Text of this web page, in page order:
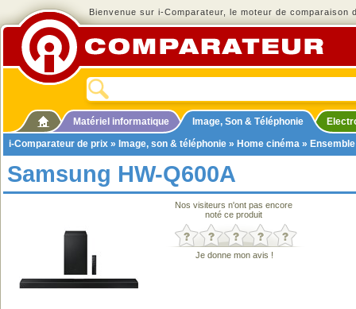
Bienvenue sur i-Comparateur, le moteur de comparaison
Matériel informatique Image, Son & Téléphonie
i-Comparateur de prix » Image, son & téléphonie » Home cinéma »
Samsung HW-Q600A
Nos visiteurs n'ont pas encore
noté ce produit
Je donne mon avis !